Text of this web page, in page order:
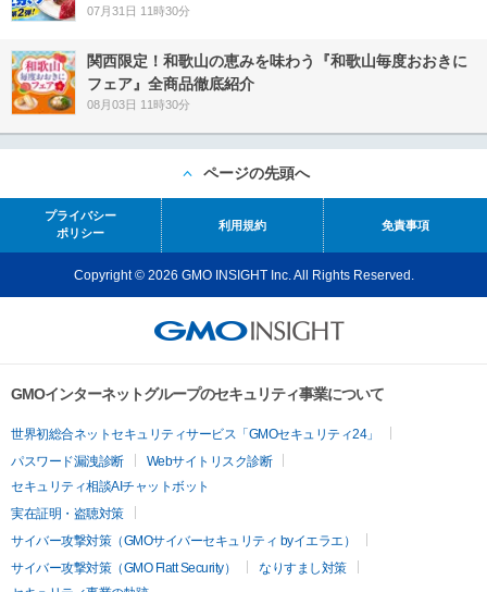
07月31日 11時30分
関西限定！和歌山の恵みを味わう『和歌山毎度おおきに
フェア』全商品徹底紹介
08月03日 11時30分
ページの先頭へ
プライバシー
ポリシー
利用規約 免責事項
Copyright © 2026 GMO INSIGHT Inc. All Rights Reserved.
GMOインターネットグループのセキュリティ事業について
世界初総合ネットセキュリティサービス「GMOセキュリティ24」
パスワード漏洩診断
Webサイトリスク診断
セキュリティ相談AIチャットボット
実在証明・盗聴対策
サイバー攻撃対策（GMOサイバーセキュリティ byイエラエ）
サイバー攻撃対策（GMO Flatt Security）
なりすまし対策